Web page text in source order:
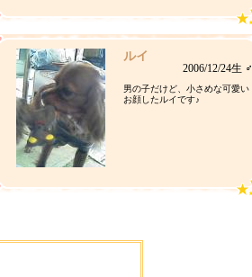
ルイ
2006/12/24生 ♂
男の子だけど、小さめな可愛い
お顔したルイです♪